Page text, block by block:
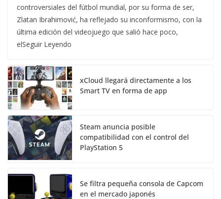
controversiales del fútbol mundial, por su forma de ser,
Zlatan Ibrahimović, ha reflejado su inconformismo, con la
última edición del videojuego que salió hace poco,
elSeguir Leyendo
xCloud llegará directamente a los
Smart TV en forma de app
Steam anuncia posible
compatibilidad con el control del
PlayStation 5
Se filtra pequeña consola de Capcom
en el mercado japonés